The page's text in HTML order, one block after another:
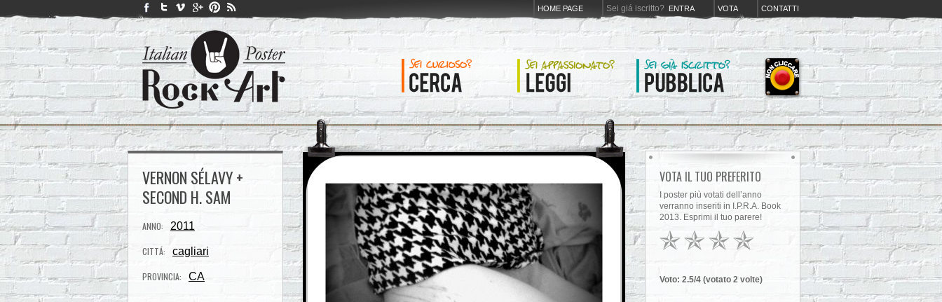
HOME PAGE Sei giá iscritto? ENTRA VOTA CONTATTI
VERNON SÉLAVY +
SECOND H. SAM
ANNO: 2011
CITTÁ: cagliari
PROVINCIA: CA
VOTA IL TUO PREFERITO
I poster più votati dell’anno
verranno inseriti in I.P.R.A. Book
2013. Esprimi il tuo parere!
Voto: 2.5/4 (votato 2 volte)